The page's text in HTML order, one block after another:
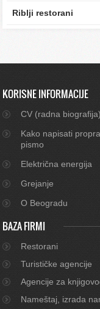
Riblji restorani
KORISNE INFORMACIJE
CV (radna biografija)
Kako napisati
pismo
Električna energija
Grejanje
O Beogradu
BAZA FIRMI
Restorani
Turističke agencije
Agencije za
Nameštaj, izrada